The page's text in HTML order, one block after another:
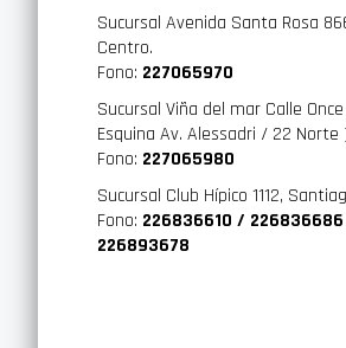
Sucursal Avenida Santa Rosa
Centro.
Fono: 227065970
Sucursal Viña del mar Calle
Esquina Av. Alessadri / 22 Norte
Fono: 227065980
Sucursal Club Hípico 1112,
Fono: 226836610 /
226893678